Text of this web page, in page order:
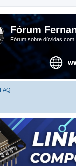
Fórum
Fórum sobre dúvidas com
FAQ